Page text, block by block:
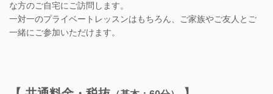
な方のご自宅にご訪問します。
一対一のプライベートレッスンはもちろん、ご家族やご友人とご
一緒にご参加いただけます。